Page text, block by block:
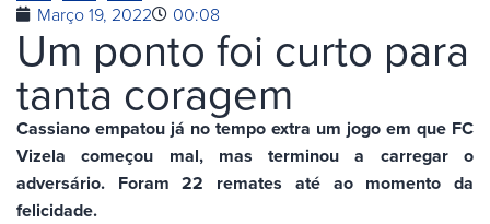
Março 19, 2022 00:08
Um ponto foi curto para
tanta coragem
Cassiano empatou já no tempo extra um jogo em que FC
Vizela começou mal, mas terminou a carregar o
adversário. Foram 22 remates até ao momento da
felicidade.